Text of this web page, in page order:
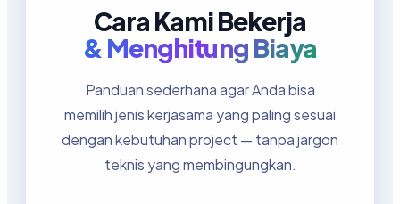
Cara Kami Bekerja
& Menghitung Biaya
Panduan sederhana agar Anda bisa
memilih jenis kerjasama yang paling sesuai
dengan kebutuhan project — tanpa jargon
teknis yang membingungkan.